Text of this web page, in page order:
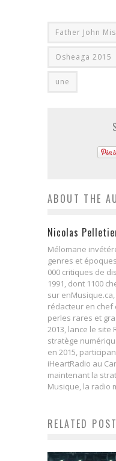
Father John
Osheaga 2015
une
ABOUT THE
Nicolas
Mélomane
genres et
000 critiques de
1991, dont 1100
sur
rédacteur en chef
perles rares et
2013, lance le site
stratège
en 2015,
iHeartRadio au
maintenant la
Musique, la radio
RELATED